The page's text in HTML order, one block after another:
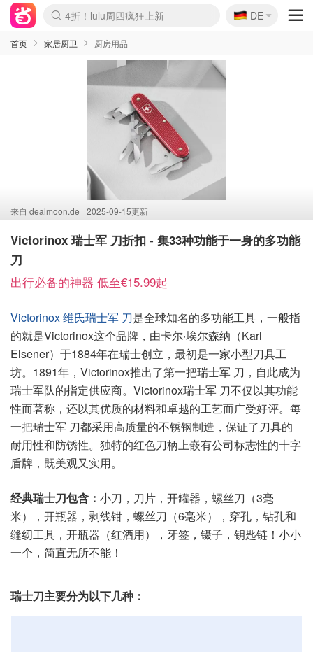
Boticinal 夏促开抢！
4折！lulu周四疯狂上新
还没结束！&OtherStories大促
Joybuy变相75折 随时失效
速领！Stanley独家85折
疑似霸哥！Camper额外叠85折
Zalando 奥莱闪促！每日更新
Moncler反季囤！5折起+叠9折
Coach Brooklyn仅€192
🇩🇪
DE
首页 家居厨卫 厨房用品
来自 dealmoon.de 2025-09-15更新
Victorinox 瑞士军 刀折扣 - 集33种功能于一身的多功能
刀
出行必备的神器 低至€15.99起
Victorinox 维氏瑞士军 刀是全球知名的多功能工具，一般指
的就是Victorinox这个品牌，由卡尔·埃尔森纳（Karl
Elsener）于1884年在瑞士创立，最初是一家小型刀具工
坊。1891年，Victorinox推出了第一把瑞士军 刀，自此成为
瑞士军队的指定供应商。Victorinox瑞士军 刀不仅以其功能
性而著称，还以其优质的材料和卓越的工艺而广受好评。每
一把瑞士军 刀都采用高质量的不锈钢制造，保证了刀具的
耐用性和防锈性。独特的红色刀柄上嵌有公司标志性的十字
盾牌，既美观又实用。
经典瑞士刀包含： 小刀，刀片，开罐器，螺丝刀（3毫
米），开瓶器，剥线钳，螺丝刀（6毫米），穿孔，钻孔和
缝纫工具，开瓶器（红酒用），牙签，镊子，钥匙链！小小
一个，简直无所不能！
瑞士刀主要分为以下几种：